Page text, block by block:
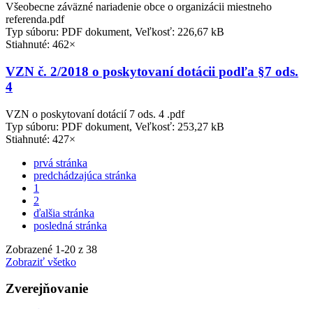
Všeobecne záväzné nariadenie obce o organizácii miestneho
referenda.pdf
Typ súboru: PDF dokument, Veľkosť: 226,67 kB
Stiahnuté: 462×
VZN č. 2/2018 o poskytovaní dotácii podľa §7 ods.
4
VZN o poskytovaní dotácií 7 ods. 4 .pdf
Typ súboru: PDF dokument, Veľkosť: 253,27 kB
Stiahnuté: 427×
prvá stránka
predchádzajúca stránka
1
2
ďalšia stránka
posledná stránka
Zobrazené 1-20 z 38
Zobraziť všetko
Zverejňovanie